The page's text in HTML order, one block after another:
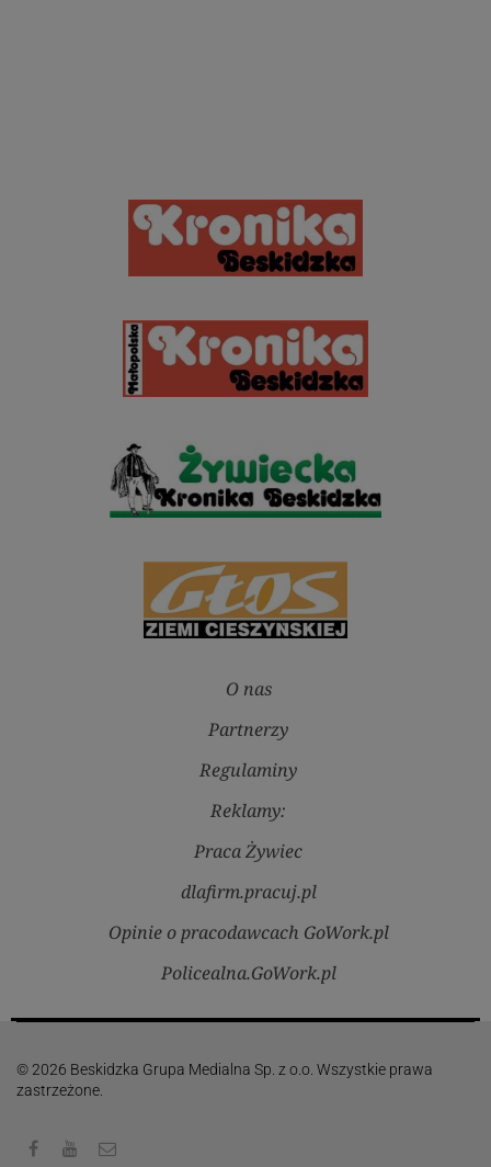
O nas
Partnerzy
Regulaminy
Reklamy:
Praca Żywiec
dlafirm.pracuj.pl
Opinie o pracodawcach GoWork.pl
Policealna.GoWork.pl
© 2026 Beskidzka Grupa Medialna Sp. z o.o. Wszystkie prawa
zastrzeżone.